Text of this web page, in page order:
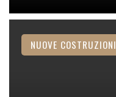
NUOVE COSTRUZIONI